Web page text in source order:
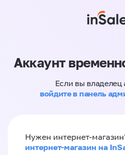
Аккаунт
Если вы владелец
войдите в панель
Нужен интернет-
интернет-магазин на